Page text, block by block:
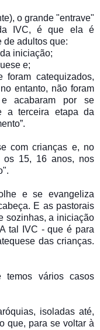
o grande "entrave"
IVC, é que ela é
de adultos que:
iniciação;
e;
catequizados,
entanto, não foram
e acabaram por se
a terceira etapa da
com crianças e, no
os 15, 16 anos, nos
e se evangeliza
E as pastorais
sozinhas, a iniciação
tal IVC - que é para
das crianças.
temos vários casos
isoladas até,
que, para se voltar à